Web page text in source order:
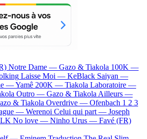
Notre Dame — Gazo & Tiakola 100K —
Laisse Moi — KeBlack Saiyan —
—Yamê 200K — Tiakola Laboratoire —
Outro — Gazo & Tiakola Ailleurs —
& Tiakola Overdrive — Ofenbach 1 2 3
— Werenoi Celui qui part — Joseph
No love — Ninho Urus — Favé (FR)